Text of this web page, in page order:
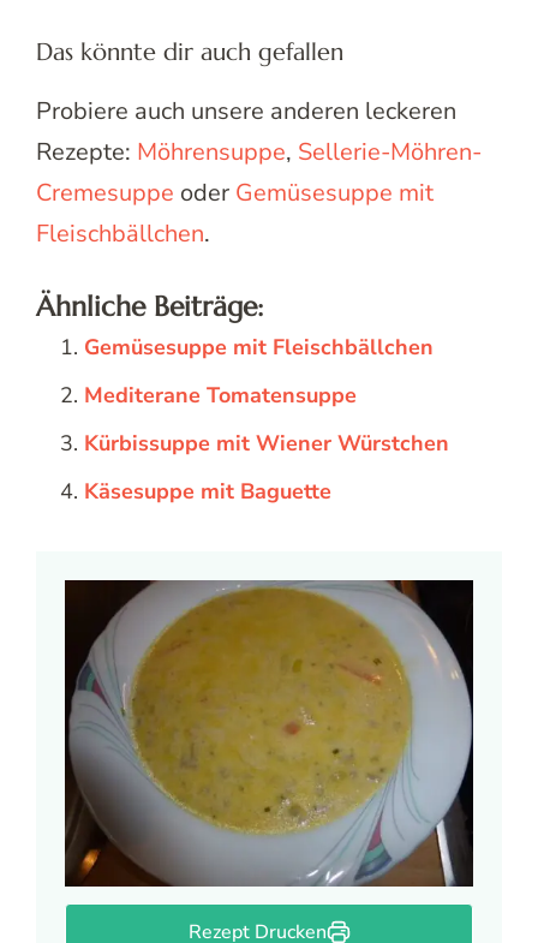
Das könnte dir auch gefallen
Probiere auch unsere anderen leckeren
Rezepte: Möhrensuppe, Sellerie-Möhren-
Cremesuppe oder Gemüsesuppe mit
Fleischbällchen.
Ähnliche Beiträge:
Gemüsesuppe mit Fleischbällchen
Mediterane Tomatensuppe
Kürbissuppe mit Wiener Würstchen
Käsesuppe mit Baguette
Rezept Drucken